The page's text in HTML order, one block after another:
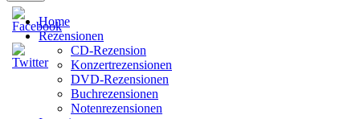
Home
Rezensionen
CD-Rezension
Konzertrezensionen
DVD-Rezensionen
Buchrezensionen
Notenrezensionen